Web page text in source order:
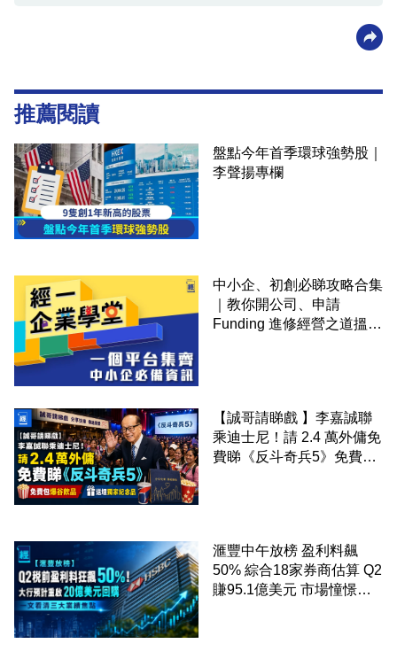
推薦閱讀
盤點今年首季環球強勢股｜
李聲揚專欄
中小企、初創必睇攻略合集
｜教你開公司、申請
Funding 進修經營之道搵大
【誠哥請睇戲 】李嘉誠聯
乘迪士尼！請 2.4 萬外傭免
費睇《反斗奇兵5》免費包
滙豐中午放榜 盈利料飆
50% 綜合18家券商估算 Q2
賺95.1億美元 市場憧憬重